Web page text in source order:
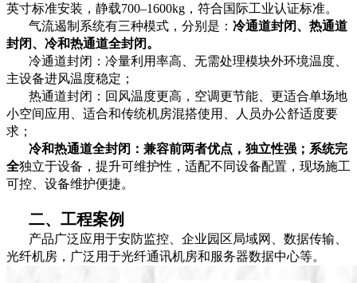
英寸标准安装，静载700–1600kg，符合国际工业认证标准。
气流遏制系统有三种模式，分别是： 冷通道封闭、热通道
封闭、冷和热通道全封闭。
冷通道封闭：冷量利用率高、无需处理模块外环境温度、
主设备进风温度稳定；
热通道封闭：回风温度更高，空调更节能、更适合单场地
小空间应用、适合和传统机房混搭使用、人员办公舒适度要
求；
冷和热通道全封闭：兼容前两者优点，独立性强；系统完
全独立于设备，提升可维护性，适配不同设备配置，现场施工
可控、设备维护便捷。
二、工程案例
产品广泛应用于安防监控、企业园区局域网、数据传输、
光纤机房，广泛用于光纤通讯机房和服务器数据中心等。